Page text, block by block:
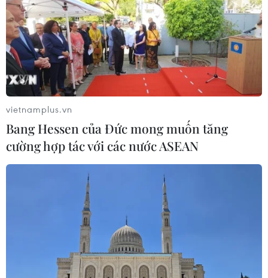
việc các lực lượng Mỹ rút khỏi Syria là một vấn đề
"hoàn toàn của riêng Mỹ."
Pháp: Rút quân khỏi Syria là "quyết định
nặng nề" của Tổng thống Mỹ
vietnamplus.vn
Bang Hessen của Đức mong muốn tăng
cường hợp tác với các nước ASEAN